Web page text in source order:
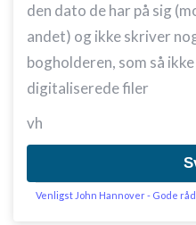
den dato de har på sig
andet) og ikke skriver
bogholderen, som så
digitaliserede filer
vh
Venligst John Hannover - Gode